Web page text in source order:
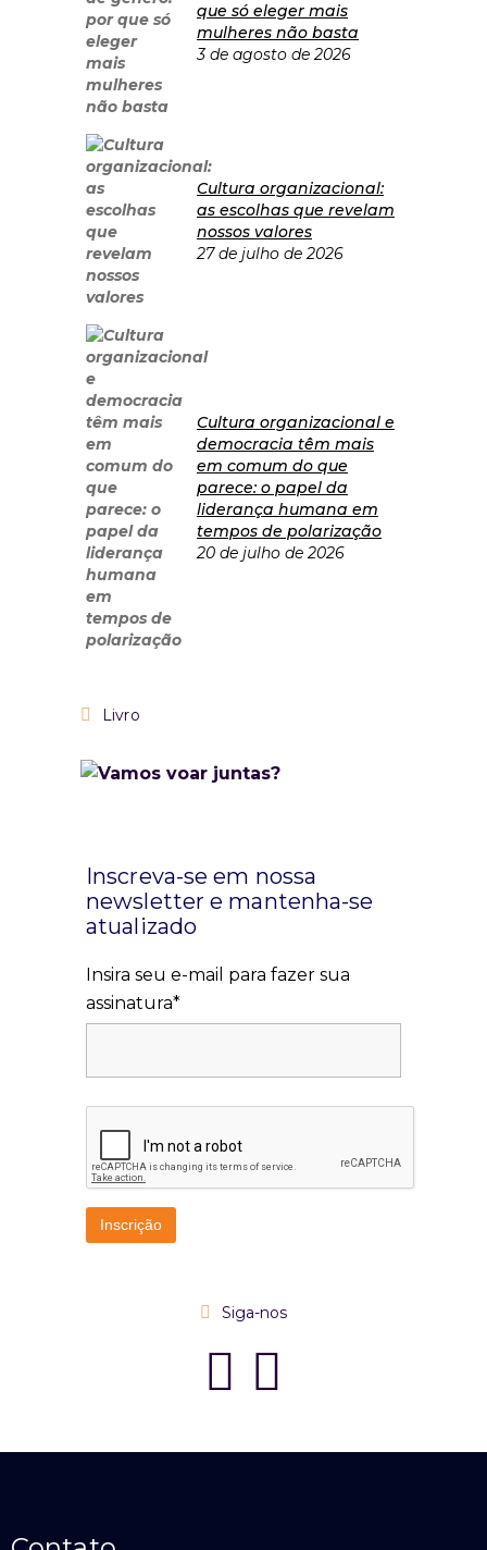
que só eleger mais
mulheres não basta
3 de agosto de 2026
Cultura organizacional:
as escolhas que revelam
nossos valores
27 de julho de 2026
Cultura organizacional e
democracia têm mais
em comum do que
parece: o papel da
liderança humana em
tempos de polarização
20 de julho de 2026
Livro
Inscreva-se em nossa
newsletter e mantenha-se
atualizado
Insira seu e-mail para fazer sua
assinatura*
Siga-nos